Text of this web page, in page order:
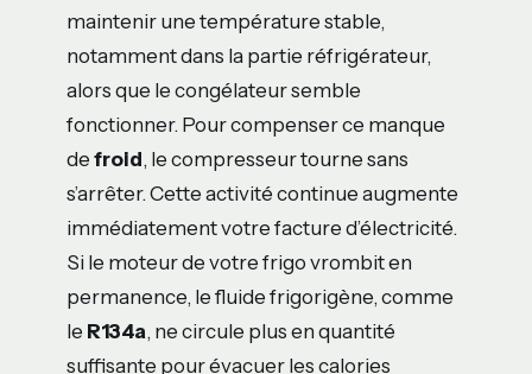
maintenir une température stable,
notamment dans la partie réfrigérateur,
alors que le congélateur semble
fonctionner. Pour compenser ce manque
de froid, le compresseur tourne sans
s’arrêter. Cette activité continue augmente
immédiatement votre facture d’électricité.
Si le moteur de votre frigo vrombit en
permanence, le fluide frigorigène, comme
le R134a, ne circule plus en quantité
suffisante pour évacuer les calories